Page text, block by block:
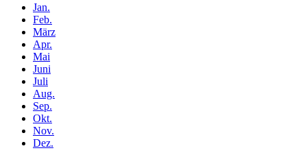
Jan.
Feb.
März
Apr.
Mai
Juni
Juli
Aug.
Sep.
Okt.
Nov.
Dez.